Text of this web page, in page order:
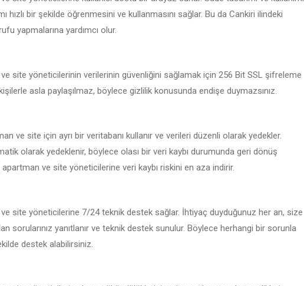
hızlı bir şekilde öğrenmesini ve kullanmasını sağlar. Bu da Cankiri ilindeki
yapmalarına yardımcı olur.
site yöneticilerinin verilerinin güvenliğini sağlamak için 256 Bit SSL şifreleme
asla paylaşılmaz, böylece gizlilik konusunda endişe duymazsınız.
ve site için ayrı bir veritabanı kullanır ve verileri düzenli olarak yedekler.
olarak yedeklenir, böylece olası bir veri kaybı durumunda geri dönüş
ve site yöneticilerine veri kaybı riskini en aza indirir.
site yöneticilerine 7/24 teknik destek sağlar. İhtiyaç duyduğunuz her an, size
sorularınız yanıtlanır ve teknik destek sunulur. Böylece herhangi bir sorunla
destek alabilirsiniz.